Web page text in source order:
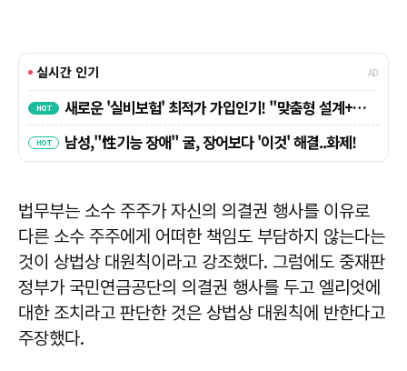
법무부는 소수 주주가 자신의 의결권 행사를 이유로
다른 소수 주주에게 어떠한 책임도 부담하지 않는다는
것이 상법상 대원칙이라고 강조했다. 그럼에도 중재판
정부가 국민연금공단의 의결권 행사를 두고 엘리엇에
대한 조치라고 판단한 것은 상법상 대원칙에 반한다고
주장했다.